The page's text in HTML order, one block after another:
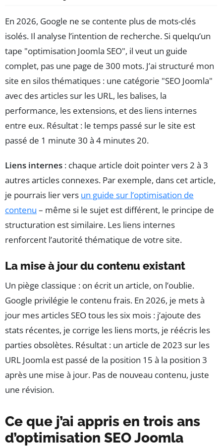
En 2026, Google ne se contente plus de mots-clés
isolés. Il analyse l’intention de recherche. Si quelqu’un
tape "optimisation Joomla SEO", il veut un guide
complet, pas une page de 300 mots. J’ai structuré mon
site en silos thématiques : une catégorie "SEO Joomla"
avec des articles sur les URL, les balises, la
performance, les extensions, et des liens internes
entre eux. Résultat : le temps passé sur le site est
passé de 1 minute 30 à 4 minutes 20.
Liens internes : chaque article doit pointer vers 2 à 3
autres articles connexes. Par exemple, dans cet article,
je pourrais lier vers un guide sur l’optimisation de
contenu – même si le sujet est différent, le principe de
structuration est similaire. Les liens internes
renforcent l’autorité thématique de votre site.
La mise à jour du contenu existant
Un piège classique : on écrit un article, on l’oublie.
Google privilégie le contenu frais. En 2026, je mets à
jour mes articles SEO tous les six mois : j’ajoute des
stats récentes, je corrige les liens morts, je réécris les
parties obsolètes. Résultat : un article de 2023 sur les
URL Joomla est passé de la position 15 à la position 3
après une mise à jour. Pas de nouveau contenu, juste
une révision.
Ce que j’ai appris en trois ans
d’optimisation SEO Joomla